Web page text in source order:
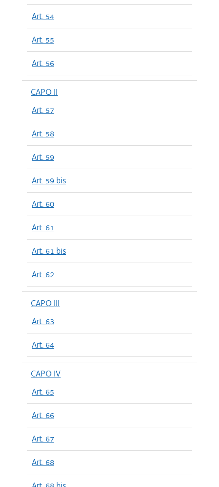
Art. 54
Art. 55
Art. 56
CAPO II
Art. 57
Art. 58
Art. 59
Art. 59 bis
Art. 60
Art. 61
Art. 61 bis
Art. 62
CAPO III
Art. 63
Art. 64
CAPO IV
Art. 65
Art. 66
Art. 67
Art. 68